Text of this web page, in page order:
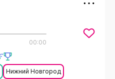
00:00
Нижний Новгород